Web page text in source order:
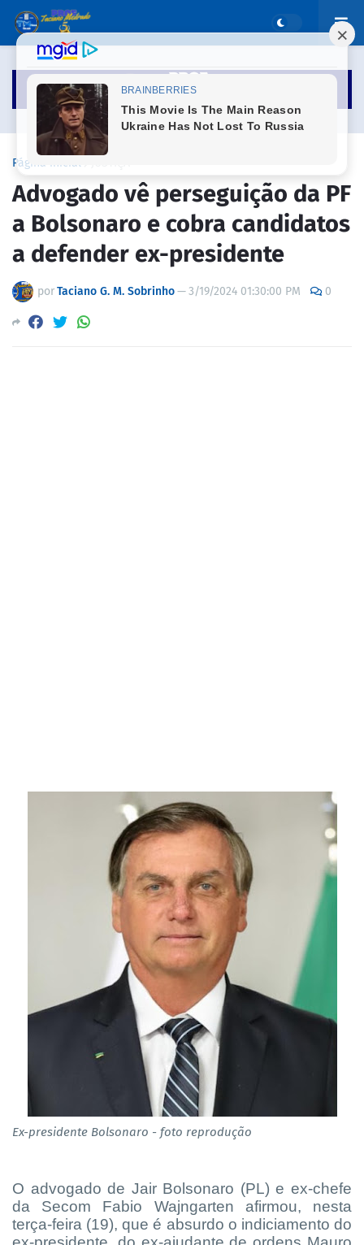
Página inicial
Advogado vê perseguição da PF
a Bolsonaro e cobra candidatos
a defender ex-presidente
porTaciano G. M. Sobrinho—3/19/2024 01:30:00 PM 0
Ex-presidente Bolsonaro - foto reprodução
O advogado de Jair Bolsonaro (PL) e ex-chefe
da Secom Fabio Wajngarten afirmou, nesta
terça-feira (19), que é absurdo o indiciamento do